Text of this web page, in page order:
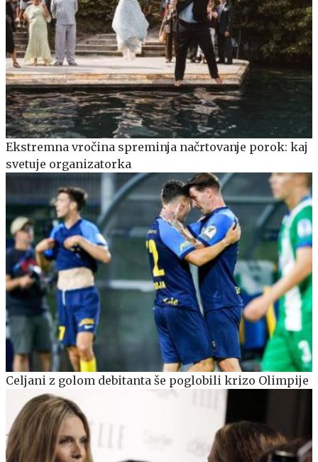
Ekstremna vročina spreminja načrtovanje porok: kaj
svetuje organizatorka
Celjani z golom debitanta še poglobili krizo Olimpije